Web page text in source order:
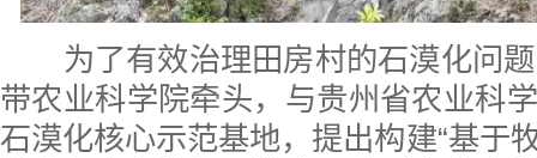
为了有效治理田房村的石漠化问题
带农业科学院牵头，与贵州省农业科
石漠化核心示范基地，提出构建“基于